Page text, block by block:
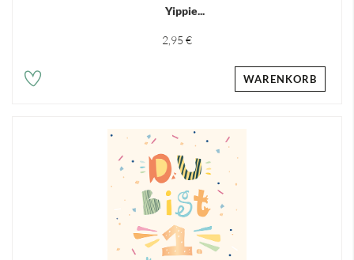
Yippie...
2,95 €
WARENKORB